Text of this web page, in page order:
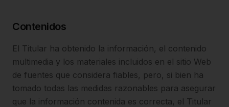
Contenidos
El Titular ha obtenido la información, el contenido
multimedia y los materiales incluidos en el sitio Web
de fuentes que considera fiables, pero, si bien ha
tomado todas las medidas razonables para asegurar
que la información contenida es correcta, el Titular